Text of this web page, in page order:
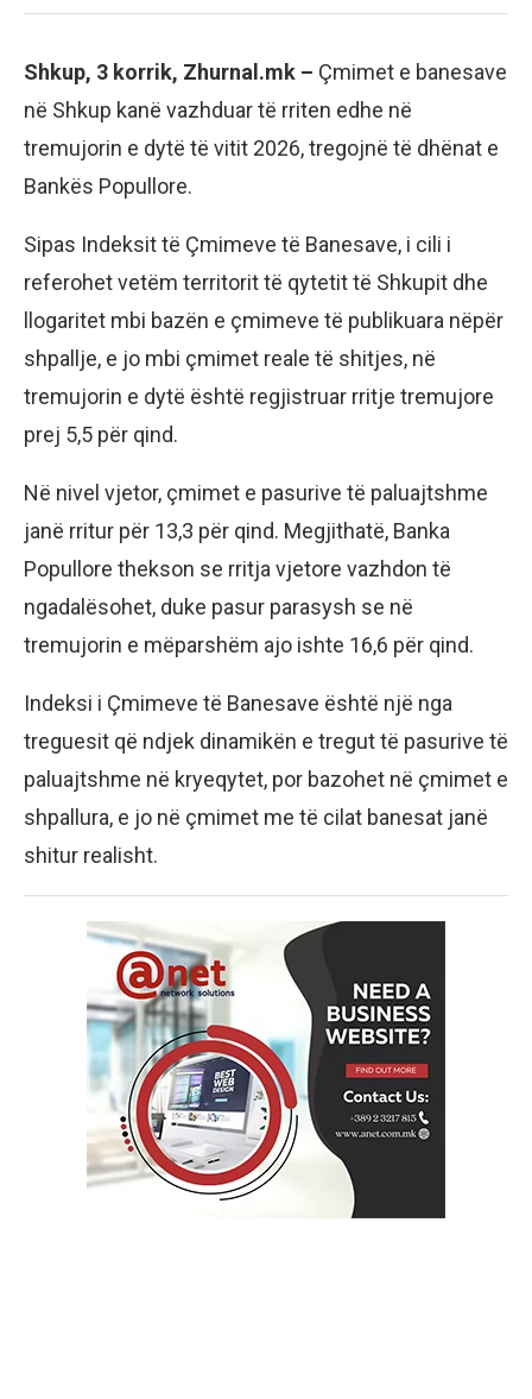
Shkup, 3 korrik, Zhurnal.mk – Çmimet e banesave
në Shkup kanë vazhduar të rriten edhe në
tremujorin e dytë të vitit 2026, tregojnë të dhënat e
Bankës Popullore.
Sipas Indeksit të Çmimeve të Banesave, i cili i
referohet vetëm territorit të qytetit të Shkupit dhe
llogaritet mbi bazën e çmimeve të publikuara nëpër
shpallje, e jo mbi çmimet reale të shitjes, në
tremujorin e dytë është regjistruar rritje tremujore
prej 5,5 për qind.
Në nivel vjetor, çmimet e pasurive të paluajtshme
janë rritur për 13,3 për qind. Megjithatë, Banka
Popullore thekson se rritja vjetore vazhdon të
ngadalësohet, duke pasur parasysh se në
tremujorin e mëparshëm ajo ishte 16,6 për qind.
Indeksi i Çmimeve të Banesave është një nga
treguesit që ndjek dinamikën e tregut të pasurive të
paluajtshme në kryeqytet, por bazohet në çmimet e
shpallura, e jo në çmimet me të cilat banesat janë
shitur realisht.